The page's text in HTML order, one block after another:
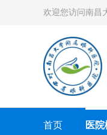
欢迎您访问南昌
首页 医